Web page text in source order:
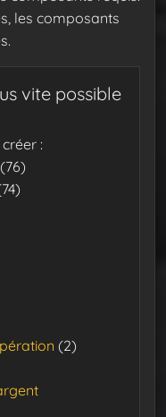
les composants
vite possible
:
(76)
(2)